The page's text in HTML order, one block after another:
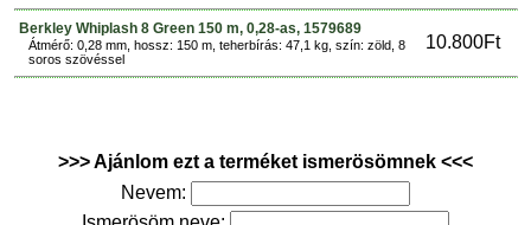
Berkley Whiplash 8 Green 150 m, 0,28-as, 1579689
10.800Ft
Átmérő: 0,28 mm, hossz: 150 m, teherbírás: 47,1 kg, szín: zöld, 8
soros szövéssel
>>> Ajánlom ezt a terméket ismerösömnek <<<
Nevem: